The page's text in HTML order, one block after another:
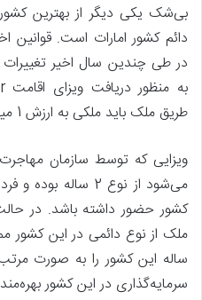
بی‌شک یکی دیگر از بهترین
دائم کشور امارات است. قوانین
در طی چندین سال اخیر
طریق ملک باید ملکی به ارزش 1 میلیون درهم را خریداری کنید.
ویزایی که توسط سازمان
کشور حضور داشته باشد. در
ساله این کشور را به صورت
سرمایه‌گذاری در این کشور